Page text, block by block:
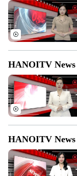
Liên hệ đường dây
Tòa soạn
0865.116.699 (hotline)
HANOITV News
HANOITV News